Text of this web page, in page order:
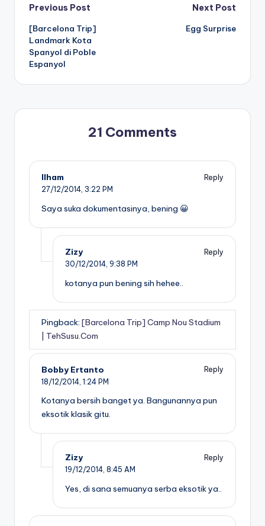
Post
navigation
Previous Post
[Barcelona Trip]
Landmark Kota
Spanyol di Poble
Espanyol
Next Post
Egg Surprise
21 Comments
Ilham
Reply
27/12/2014, 3:22 PM
Saya suka dokumentasinya, bening 😀
Zizy
Reply
30/12/2014, 9:38 PM
kotanya pun bening sih hehee..
Pingback: [Barcelona Trip] Camp Nou Stadium
| TehSusu.Com
Bobby Ertanto
Reply
18/12/2014, 1:24 PM
Kotanya bersih banget ya. Bangunannya pun
eksotik klasik gitu.
Zizy
Reply
19/12/2014, 8:45 AM
Yes, di sana semuanya serba eksotik ya..